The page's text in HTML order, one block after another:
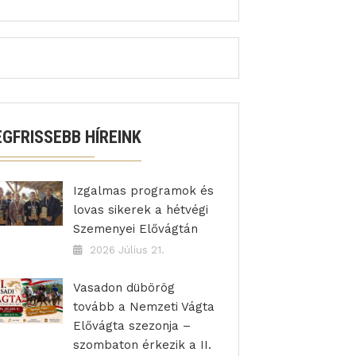
HÍREINK
Izgalmas programok és
lovas sikerek a hétvégi
Szemenyei Elővágtán
2026 Július 21.
Vasadon dübörög
tovább a Nemzeti Vágta
Elővágta szezonja –
szombaton érkezik a II.